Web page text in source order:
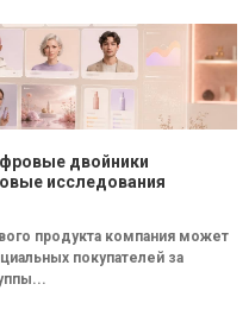
двойники
исследования
продукта компания может
покупателей за